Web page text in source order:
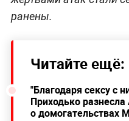
ранены.
Читайте ещё:
"Благодаря сексу с
Приходько
о домогательствах